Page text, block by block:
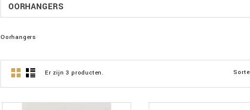
OORHANGERS
Oorhangers
Er zijn 3 producten.